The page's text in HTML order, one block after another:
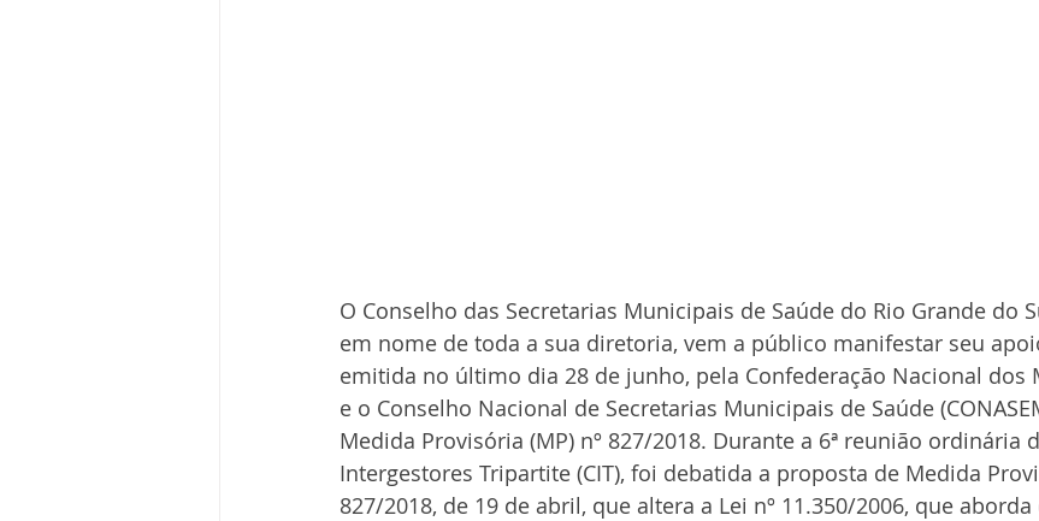
O Conselho das Secretarias Municipais de Saúde do Rio Grande do
em nome de toda a sua diretoria, vem a público manifestar seu
emitida no último dia 28 de junho, pela Confederação Nacional dos
e o Conselho Nacional de Secretarias Municipais de Saúde
Medida Provisória (MP) nº 827/2018. Durante a 6ª reunião ordinária
Intergestores Tripartite (CIT), foi debatida a proposta de Medida
827/2018, de 19 de abril, que altera a Lei nº 11.350/2006, que